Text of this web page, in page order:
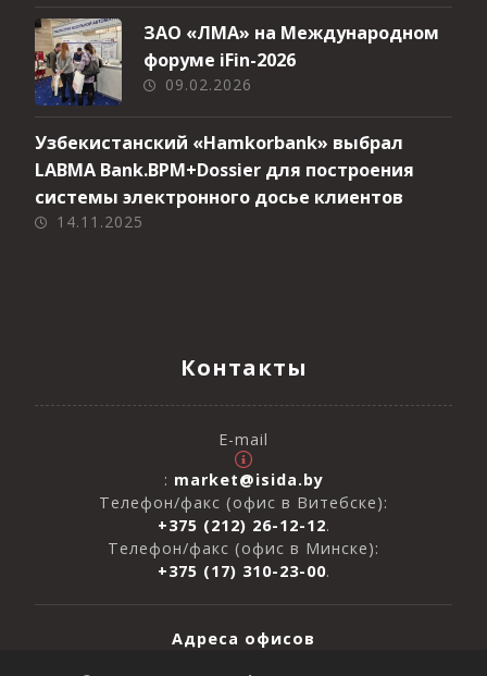
ЗАО «ЛМА» на Международном
форуме iFin-2026
09.02.2026
Узбекистанский «Hamkorbank» выбрал
LABMA Bank.BPM+Dossier для построения
системы электронного досье клиентов
14.11.2025
Контакты
E-mail
: market@isida.by
Телефон/факс (офис в Витебске):
+375 (212) 26-12-12.
Телефон/факс (офис в Минске):
+375 (17) 310-23-00.
Адреса офисов